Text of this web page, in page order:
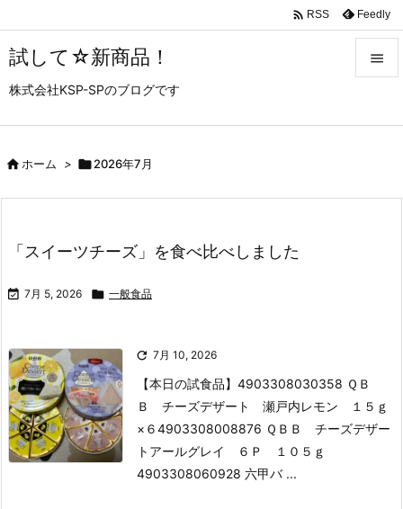
試して☆新商品！
株式会社KSP-SPのブログです

 RSS Feedly
ホーム > 2026年7月
「スイーツチーズ」を食べ比べしました
 7月 5, 2026  一般食品
 7月 10, 2026
【本日の試食品】 4903308030358 ＱＢ
Ｂ チーズデザート 瀬戸内レモン １５ｇ
×６4903308008876 ＱＢＢ チーズデザー
トアールグレイ ６Ｐ １０５ｇ
4903308060928 六甲バ ...